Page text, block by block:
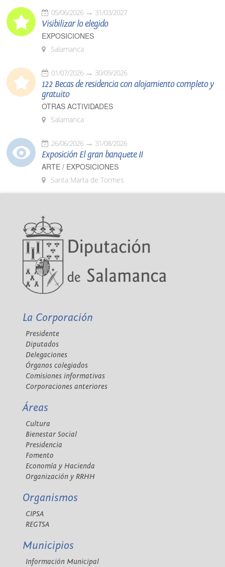
05/06/2026 31/03/2027
Visibilizar lo elegido
EXPOSICIONES
Salamanca
01/07/2026 30/09/2026
122 Becas de residencia con alojamiento completo y
gratuito
OTRAS ACTIVIDADES
Salamanca
26/06/2026 31/08/2026
Exposición El gran banquete II
ARTE / EXPOSICIONES
Santa Marta de Tormes
La Corporación
Presidente
Diputados
Delegaciones
Órganos colegiados
Comisiones informativas
Corporaciones anteriores
Áreas
Cultura
Bienestar Social
Presidencia
Fomento
Economía y Hacienda
Organización y RRHH
Organismos
CIPSA
REGTSA
Municipios
Información Municipal